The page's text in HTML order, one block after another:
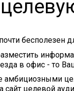
бесполезен
в офис - то
амбициозными
сайт целевой